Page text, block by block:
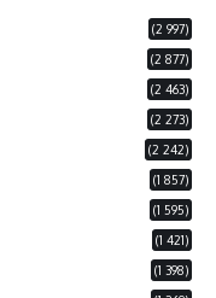
(2 997)
(2 877)
(2 463)
(2 273)
(2 242)
(1 857)
(1 595)
(1 421)
(1 398)